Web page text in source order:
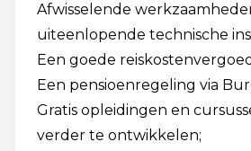
Afwisselende
uiteenlopende technische
Een goede
Een pensioenregeling via
Gratis opleidingen en
verder te ontwikkelen;